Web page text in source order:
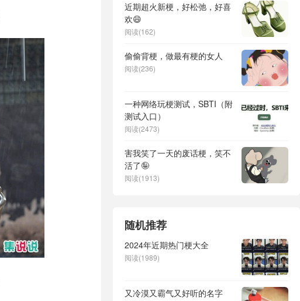
近期超火新梗，好松弛，好喜
欢😄
阅读(162)
偷偷背梗，做最有梗的女人
阅读(236)
一种网络玩梗测试，SBTI（附
测试入口）
阅读(2473)
害我笑了一天的废话梗，笑不
活了🤪
阅读(1913)
随机推荐
2024年近期热门梗大全
阅读(1989)
又冷漠又霸气又好听的名字